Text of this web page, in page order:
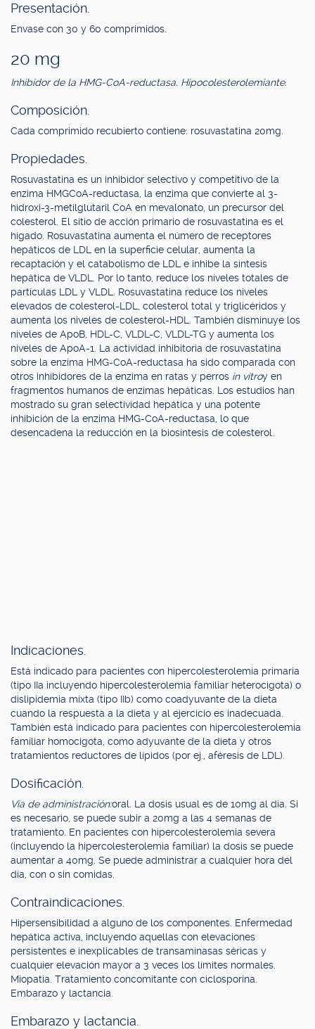
Presentación.
Envase con 30 y 60 comprimidos.
20 mg
Inhibidor de la HMG-CoA-reductasa. Hipocolesterolemiante.
Composición.
Cada comprimido recubierto contiene: rosuvastatina 20mg.
Propiedades.
Rosuvastatina es un inhibidor selectivo y competitivo de la
enzima HMGCoA-reductasa, la enzima que convierte al 3-
hidroxi-3-metilglutaril CoA en mevalonato, un precursor del
colesterol. El sitio de acción primario de rosuvastatina es el
hígado. Rosuvastatina aumenta el número de receptores
hepáticos de LDL en la superficie celular, aumenta la
recaptación y el catabolismo de LDL e inhibe la síntesis
hepática de VLDL. Por lo tanto, reduce los niveles totales de
partículas LDL y VLDL. Rosuvastatina reduce los niveles
elevados de colesterol-LDL, colesterol total y triglicéridos y
aumenta los niveles de colesterol-HDL. También disminuye los
niveles de ApoB, HDL-C, VLDL-C, VLDL-TG y aumenta los
niveles de ApoA-1. La actividad inhibitoria de rosuvastatina
sobre la enzima HMG-CoA-reductasa ha sido comparada con
otros inhibidores de la enzima en ratas y perros in vitroy en
fragmentos humanos de enzimas hepáticas. Los estudios han
mostrado su gran selectividad hepática y una potente
inhibición de la enzima HMG-CoA-reductasa, lo que
desencadena la reducción en la biosíntesis de colesterol.
Indicaciones.
Está indicado para pacientes con hipercolesterolemia primaria
(tipo IIa incluyendo hipercolesterolemia familiar heterocigota) o
dislipidemia mixta (tipo IIb) como coadyuvante de la dieta
cuando la respuesta a la dieta y al ejercicio es inadecuada.
También está indicado para pacientes con hipercolesterolemia
familiar homocigota, como adyuvante de la dieta y otros
tratamientos reductores de lípidos (por ej., aféresis de LDL).
Dosificación.
Vía de administración:oral. La dosis usual es de 10mg al día. Si
es necesario, se puede subir a 20mg a las 4 semanas de
tratamiento. En pacientes con hipercolesterolemia severa
(incluyendo la hipercolesterolemia familiar) la dosis se puede
aumentar a 40mg. Se puede administrar a cualquier hora del
día, con o sin comidas.
Contraindicaciones.
Hipersensibilidad a alguno de los componentes. Enfermedad
hepática activa, incluyendo aquellas con elevaciones
persistentes e inexplicables de transaminasas séricas y
cualquier elevación mayor a 3 veces los límites normales.
Miopatía. Tratamiento concomitante con ciclosporina.
Embarazo y lactancia.
Embarazo y lactancia.